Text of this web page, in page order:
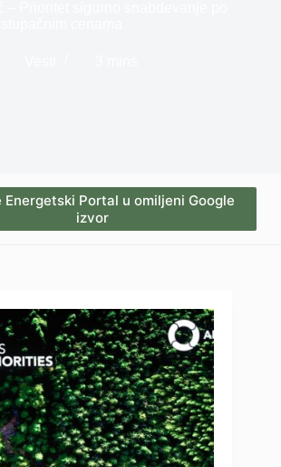
Energetski Portal u omiljeni Google
izvor